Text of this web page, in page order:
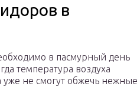
в
в пасмурный день
температура воздуха
уже не смогут обжечь нежные